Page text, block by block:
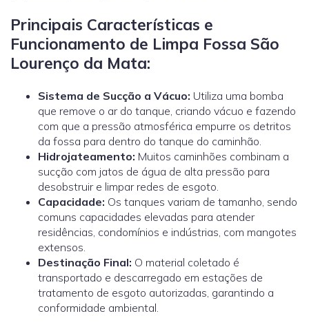
Principais Características e
Funcionamento de Limpa Fossa São
Lourenço da Mata:
Sistema de Sucção a Vácuo: Utiliza uma bomba
que remove o ar do tanque, criando vácuo e fazendo
com que a pressão atmosférica empurre os detritos
da fossa para dentro do tanque do caminhão.
Hidrojateamento: Muitos caminhões combinam a
sucção com jatos de água de alta pressão para
desobstruir e limpar redes de esgoto.
Capacidade: Os tanques variam de tamanho, sendo
comuns capacidades elevadas para atender
residências, condomínios e indústrias, com mangotes
extensos.
Destinação Final: O material coletado é
transportado e descarregado em estações de
tratamento de esgoto autorizadas, garantindo a
conformidade ambiental.